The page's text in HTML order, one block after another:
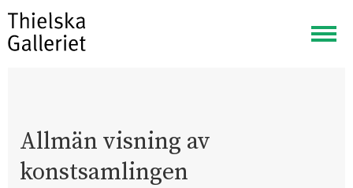
Visa
meny
Allmän visning av
konstsamlingen